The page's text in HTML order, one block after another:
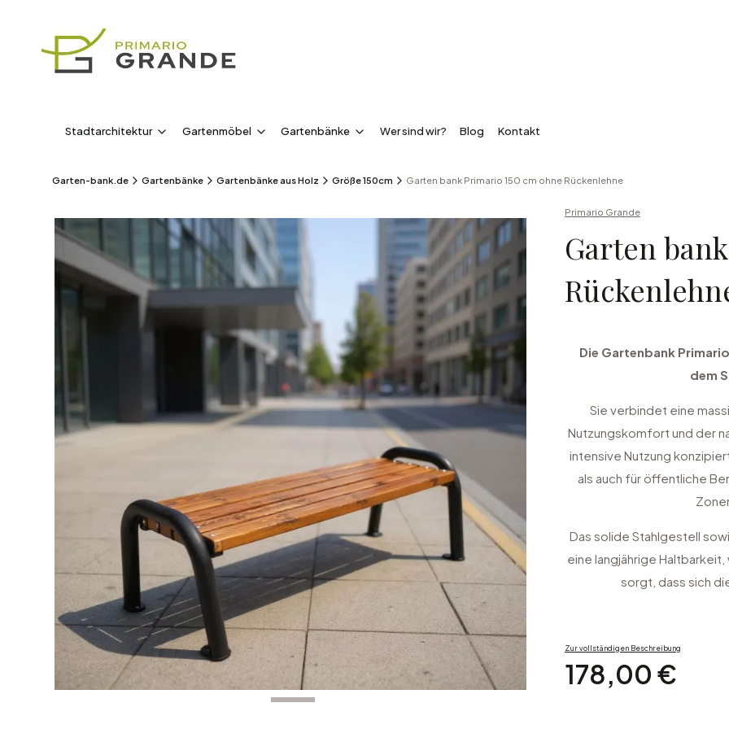
Stadtarchitektur Gartenmöbel Gartenbänke Wer sind wir? Blog Kontakt
Garten-bank.de Gartenbänke Gartenbänke aus Holz Größe 150cm Garten bank Primario 150 cm ohne Rückenlehne
Primario Grande
Garten
Die Gartenbank
dem
Sie verbindet eine
Nutzungskomfort und der
intensive Nutzung
als auch für öffentliche
Das solide Stahlgestell
eine langjährige
sorgt, dass sich
Zur vollständigen Beschreibung
Preis
178,00 €